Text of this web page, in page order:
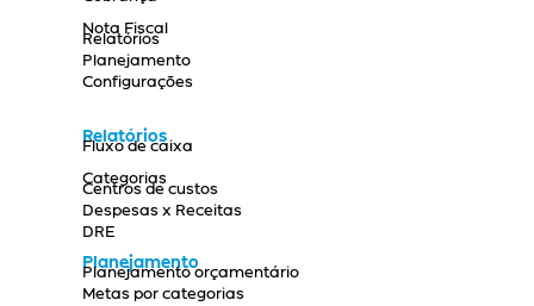
Nota Fiscal
Relatórios
Planejamento
Configurações
Relatórios
Fluxo de caixa
Categorias
Centros de custos
Despesas x Receitas
DRE
Planejamento
Planejamento orçamentário
Metas por categorias